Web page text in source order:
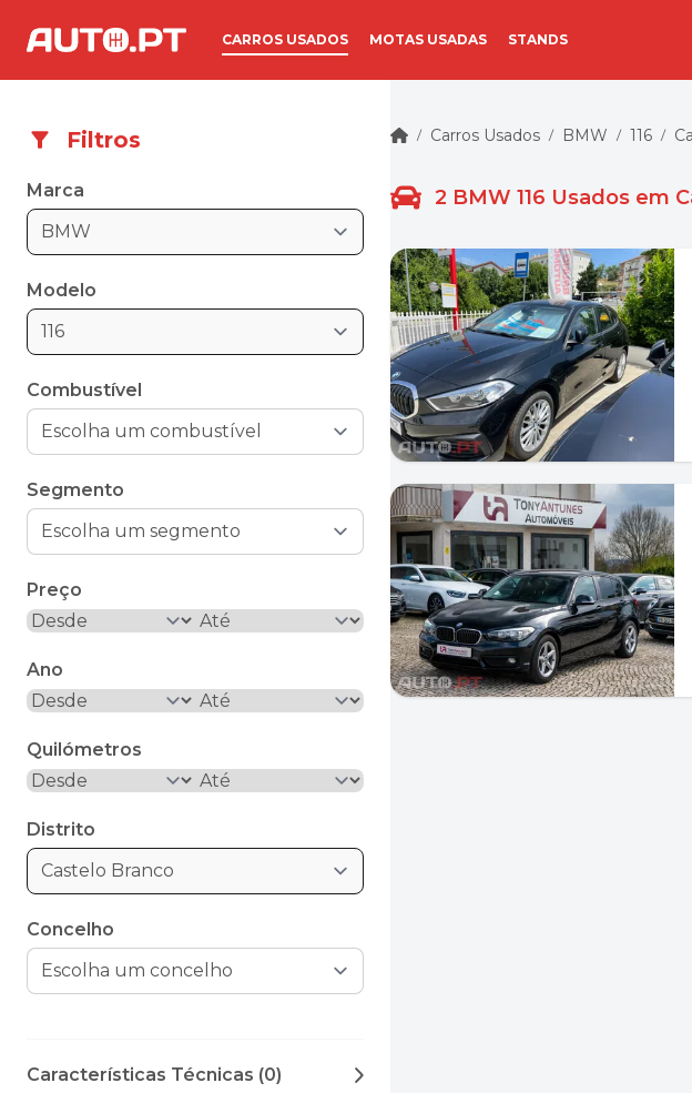
CARROS USADOS MOTAS USADAS STANDS
Filtros
Marca
BMW
Modelo
116
Combustível
Segmento
Preço
Ano
Quilómetros
Distrito
Castelo Branco
Concelho
Características Técnicas (0)
/ Carros Usados / BMW / 116 /
2 BMW 116 Usados em